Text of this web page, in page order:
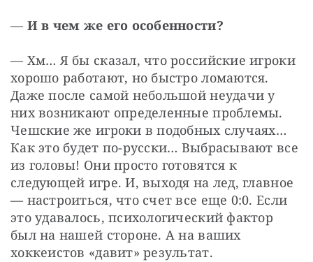
— И в чем же его особенности?
— Хм… Я бы сказал, что российские игроки
хорошо работают, но быстро ломаются.
Даже после самой небольшой неудачи у
них возникают определенные проблемы.
Чешские же игроки в подобных случаях…
Как это будет по-русски… Выбрасывают все
из головы! Они просто готовятся к
следующей игре. И, выходя на лед, главное
— настроиться, что счет все еще 0:0. Если
это удавалось, психологический фактор
был на нашей стороне. А на ваших
хоккеистов «давит» результат.